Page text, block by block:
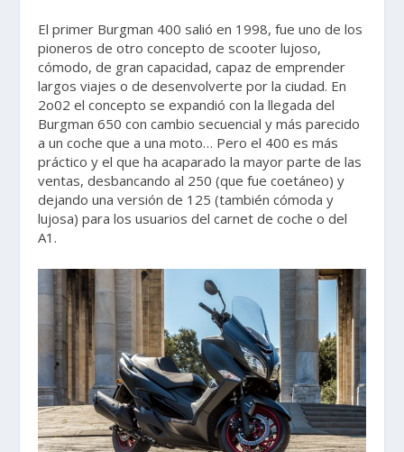
El primer Burgman 400 salió en 1998, fue uno de los
pioneros de otro concepto de scooter lujoso,
cómodo, de gran capacidad, capaz de emprender
largos viajes o de desenvolverte por la ciudad. En
2o02 el concepto se expandió con la llegada del
Burgman 650 con cambio secuencial y más parecido
a un coche que a una moto… Pero el 400 es más
práctico y el que ha acaparado la mayor parte de las
ventas, desbancando al 250 (que fue coetáneo) y
dejando una versión de 125 (también cómoda y
lujosa) para los usuarios del carnet de coche o del
A1.